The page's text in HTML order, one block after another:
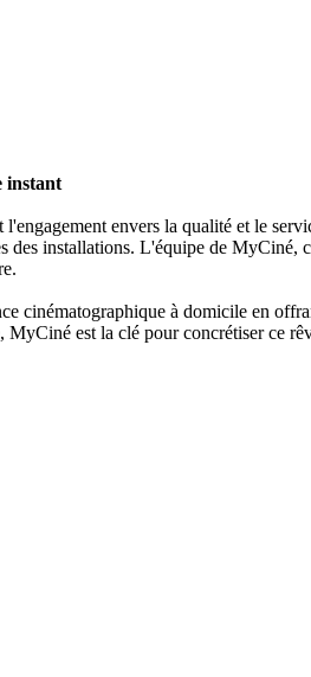
instant
envers la qualité et le
des installations. L'équipe de MyCiné,
cinématographique à domicile en
MyCiné est la clé pour concrétiser ce